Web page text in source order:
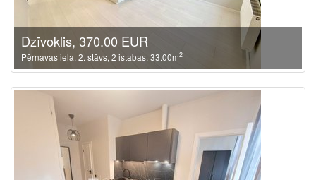
Dzīvoklis, 370.00 EUR
Pērnavas iela, 2. stāvs, 2 istabas, 33.00m2